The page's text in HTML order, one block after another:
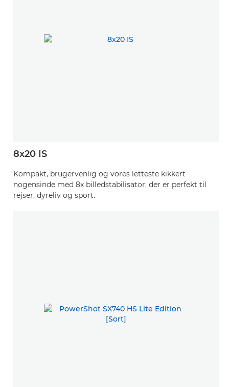
8x20 IS
Kompakt, brugervenlig og vores letteste kikkert
nogensinde med 8x billedstabilisator, der er perfekt til
rejser, dyreliv og sport.